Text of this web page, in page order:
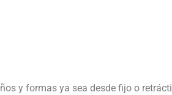
y formas ya sea desde fijo o retráctil